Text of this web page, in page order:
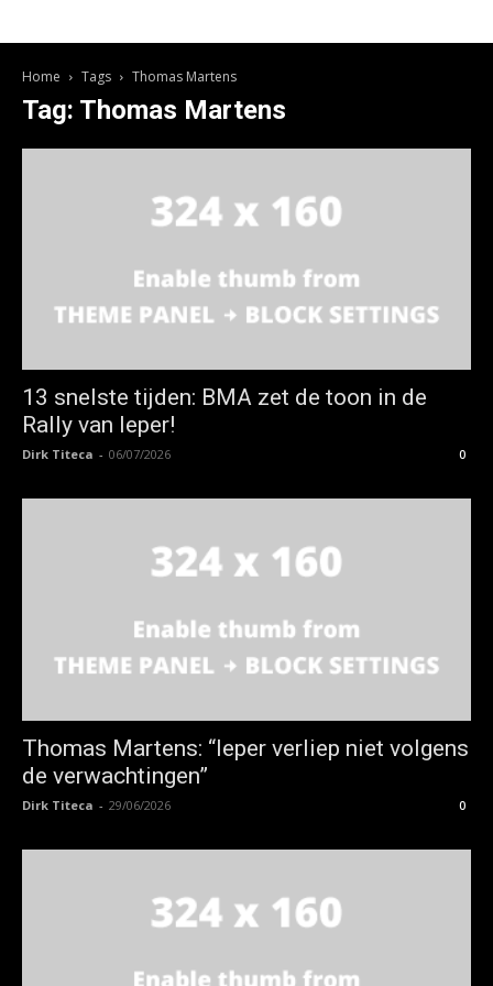
Home Tags Thomas Martens
Tag: Thomas Martens
13 snelste tijden: BMA zet de toon in de
Rally van Ieper!
Dirk Titeca - 06/07/2026 0
Thomas Martens: “Ieper verliep niet volgens
de verwachtingen”
Dirk Titeca - 29/06/2026 0